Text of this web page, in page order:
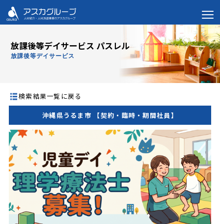
放課後等デイサービス パスレル
放課後等デイサービス
検索結果一覧に戻る
沖縄県うるま市 【契約・臨時・期間社員】